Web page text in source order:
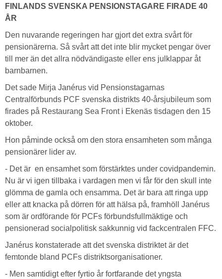
FINLANDS SVENSKA PENSIONSTAGARE FIRADE 40
ÅR
Den nuvarande regeringen har gjort det extra svårt för
pensionärerna. Så svårt att det inte blir mycket pengar över
till mer än det allra nödvändigaste eller ens julklappar åt
barnbarnen.
Det sade Mirja Janérus vid Pensionstagarnas
Centralförbunds PCF svenska distrikts 40-årsjubileum som
firades på Restaurang Sea Front i Ekenäs tisdagen den 15
oktober.
Hon påminde också om den stora ensamheten som många
pensionärer lider av.
- Det är en ensamhet som förstärktes under covidpandemin.
Nu är vi igen tillbaka i vardagen men vi får för den skull inte
glömma de gamla och ensamma. Det är bara att ringa upp
eller att knacka på dörren för att hälsa på, framhöll Janérus
som är ordförande för PCFs förbundsfullmäktige och
pensionerad socialpolitisk sakkunnig vid fackcentralen FFC.
Janérus konstaterade att det svenska distriktet är det
femtonde bland PCFs distriktsorganisationer.
- Men samtidigt efter fyrtio år fortfarande det yngsta